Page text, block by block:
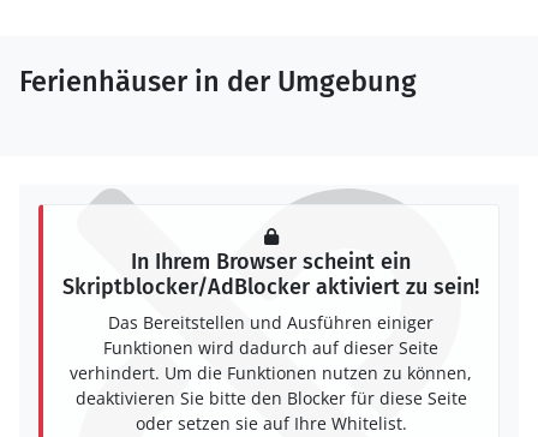
Ferienhäuser in der Umgebung
In Ihrem Browser scheint ein
Skriptblocker/AdBlocker aktiviert zu sein!
Das Bereitstellen und Ausführen einiger
Funktionen wird dadurch auf dieser Seite
verhindert. Um die Funktionen nutzen zu können,
deaktivieren Sie bitte den Blocker für diese Seite
oder setzen sie auf Ihre Whitelist.